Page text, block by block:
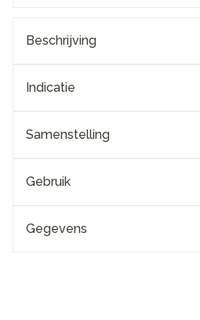
Beschrijving
Indicatie
Samenstelling
Gebruik
Gegevens